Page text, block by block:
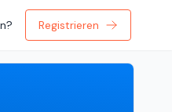
Registrieren